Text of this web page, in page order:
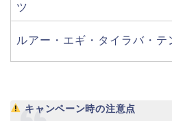
ツ
ルアー・エギ・タイラバ・テ
キャンペーン時の注意点